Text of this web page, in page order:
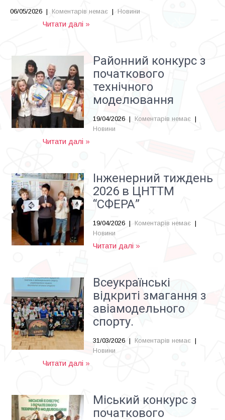
06/05/2026 | Коментарів немає | Новини
Читати далі »
Районний конкурс з
початкового
технічного
моделювання
19/04/2026 | Коментарів немає |
Новини
Читати далі »
Інженерний тиждень
2026 в ЦНТТМ
“СФЕРА”
19/04/2026 | Коментарів немає |
Новини
Читати далі »
Всеукраїнські
відкриті змагання з
авіамодельного
спорту.
31/03/2026 | Коментарів немає |
Новини
Читати далі »
Міський конкурс з
початкового